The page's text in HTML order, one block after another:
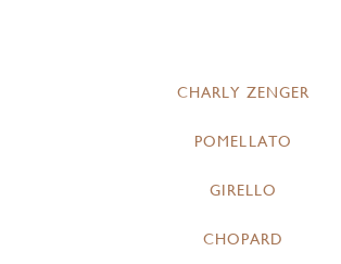
CHARLY ZENGER
POMELLATO
GIRELLO
CHOPARD